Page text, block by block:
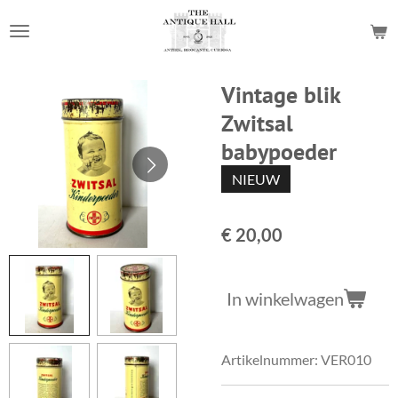
direct
hoofdinhoud
Vintage blik
Zwitsal
babypoeder
NIEUW
€ 20,00
In winkelwagen
Artikelnummer: VER010